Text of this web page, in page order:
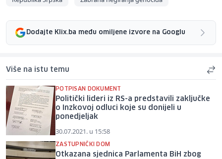
Dodajte Klix.ba među omiljene izvore na Googlu
Više na istu temu
POTPISAN DOKUMENT
Politički lideri iz RS-a predstavili zaključke
o Inzkovoj odluci koje su donijeli u
ponedjeljak
30.07.2021. u 15:58
ZASTUPNIČKI DOM
Otkazana sjednica Parlamenta BiH zbog